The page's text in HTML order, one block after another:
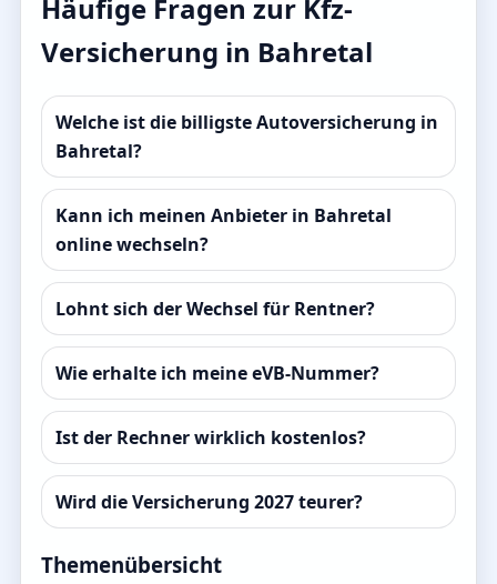
Häufige Fragen zur Kfz-
Versicherung in Bahretal
Welche ist die billigste Autoversicherung in
Bahretal?
Kann ich meinen Anbieter in Bahretal
online wechseln?
Lohnt sich der Wechsel für Rentner?
Wie erhalte ich meine eVB-Nummer?
Ist der Rechner wirklich kostenlos?
Wird die Versicherung 2027 teurer?
Themenübersicht